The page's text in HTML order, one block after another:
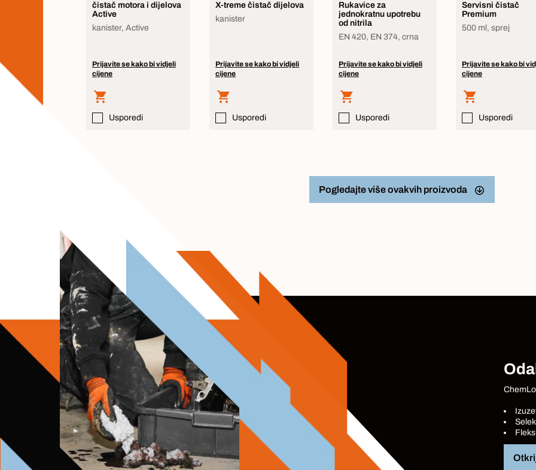
čistač motora i dijelova
Active
kanister, Active
Prijavite se kako bi vidjeli
cijene
Usporedi
X-treme čistač dijelova
kanister
Prijavite se kako bi vidjeli
cijene
Usporedi
Rukavice za
jednokratnu upotrebu
od nitrila
EN 420, EN 374, crna
Prijavite se kako bi vidjeli
cijene
Usporedi
Servisni čistač
Premium
500 ml, sprej
Prijavite se kako bi
cijene
Usporedi
Pogledajte više ovakvih proizvoda